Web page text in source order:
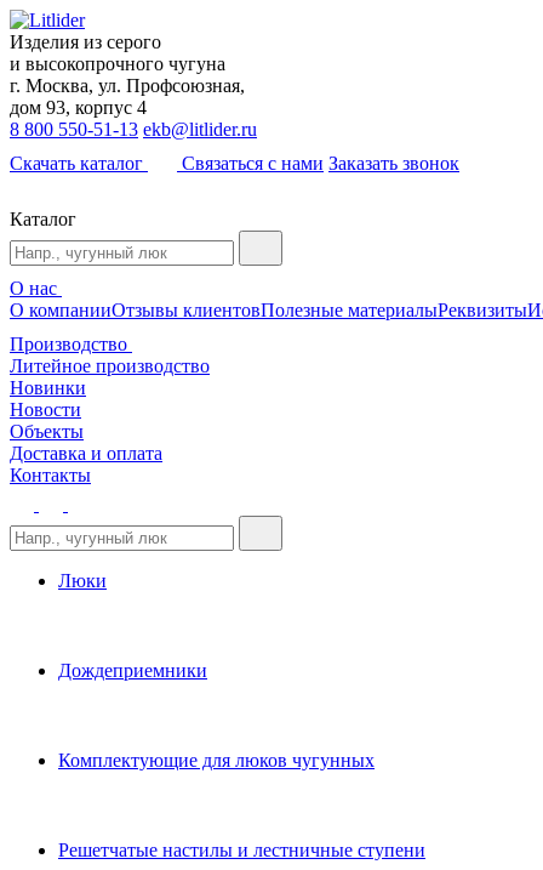
Изделия из серого
и высокопрочного чугуна
г. Москва, ул. Профсоюзная,
дом 93, корпус 4
8 800 550-51-13 ekb@litlider.ru
Скачать каталог
Связаться с нами Заказать звонок
Каталог
О нас
О компанииОтзывы клиентовПолезные материалыРеквизиты
Производство
Литейное производство
Новинки
Новости
Объекты
Доставка и оплата
Контакты
Люки
Дождеприемники
Комплектующие для люков чугунных
Решетчатые настилы и лестничные ступени